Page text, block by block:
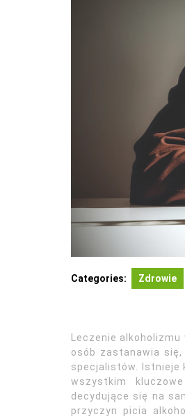
Categories: Zdrowie
Leczenie
osób zastanawia
specjalistów. Istnieje
wszystkim
decydujące się na
przyczyn picia